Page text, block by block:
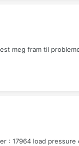
meg fram til
: 17964 load